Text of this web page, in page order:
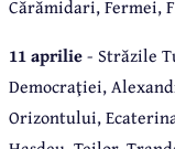
Cărămidari, Fermei,
11 aprilie- Străzile
Democraţiei,
Orizontului,